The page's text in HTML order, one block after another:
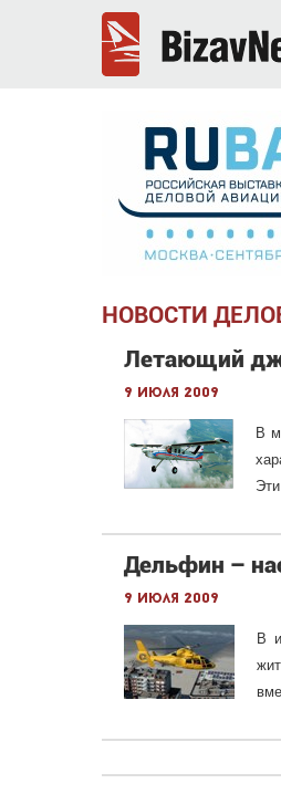
НОВОСТИ
Летающий
9 июля 2009
В
Дельфин –
9 июля 2009
В